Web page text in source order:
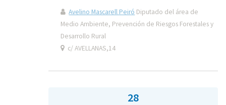
Avelino Mascarell Peiró Diputado del área de
Medio Ambiente, Prevención de Riesgos Forestales y
Desarrollo Rural
c/ AVELLANAS,14
28